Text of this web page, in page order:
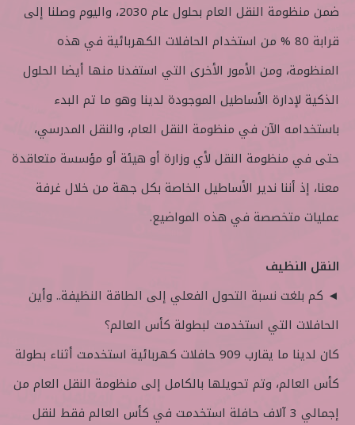
ضمن منظومة النقل العام بحلول عام 2030، واليوم وصلنا إلى
قرابة 80 % من استخدام الحافلات الكهربائية في هذه
المنظومة، ومن الأمور الأخرى التي استفدنا منها أيضا الحلول
الذكية لإدارة الأساطيل الموجودة لدينا وهو ما تم البدء
باستخدامه الآن في منظومة النقل العام، والنقل المدرسي،
حتى في منظومة النقل لأي وزارة أو هيئة أو مؤسسة متعاقدة
معنا، إذ أننا ندير الأساطيل الخاصة بكل جهة من خلال غرفة
عمليات متخصصة في هذه المواضيع.
النقل النظيف
◄ كم بلغت نسبة التحول الفعلي إلى الطاقة النظيفة.. وأين
الحافلات التي استخدمت لبطولة كأس العالم؟
كان لدينا ما يقارب 909 حافلات كهربائية استخدمت أثناء بطولة
كأس العالم، وتم تحويلها بالكامل إلى منظومة النقل العام من
إجمالي 3 آلاف حافلة استخدمت في كأس العالم فقط لنقل